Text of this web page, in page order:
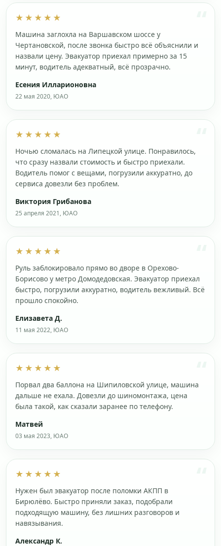
★★★★★
Машина заглохла на Варшавском шоссе у
Чертановской, после звонка быстро всё объяснили и
назвали цену. Эвакуатор приехал примерно за 15
минут, водитель адекватный, всё прозрачно.
Есения Илларионовна
22 мая 2020, ЮАО
★★★★★
Ночью сломалась на Липецкой улице. Понравилось,
что сразу назвали стоимость и быстро приехали.
Водитель помог с вещами, погрузили аккуратно, до
сервиса довезли без проблем.
Виктория Грибанова
25 апреля 2021, ЮАО
★★★★★
Руль заблокировало прямо во дворе в Орехово-
Борисово у метро Домодедовская. Эвакуатор приехал
быстро, погрузили аккуратно, водитель вежливый. Всё
прошло спокойно.
Елизавета Д.
11 мая 2022, ЮАО
★★★★★
Порвал два баллона на Шипиловской улице, машина
дальше не ехала. Довезли до шиномонтажа, цена
была такой, как сказали заранее по телефону.
Матвей
03 мая 2023, ЮАО
★★★★★
Нужен был эвакуатор после поломки АКПП в
Бирюлёво. Быстро приняли заказ, подобрали
подходящую машину, без лишних разговоров и
навязывания.
Александр К.